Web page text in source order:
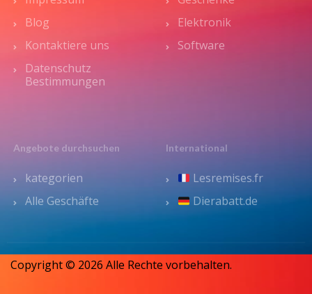
Blog
Kontaktiere uns
Datenschutz
Bestimmungen
Elektronik
Software
Angebote durchsuchen
kategorien
Alle Geschäfte
International
Lesremises.fr
Dierabatt.de
Copyright © 2026 Alle Rechte vorbehalten.